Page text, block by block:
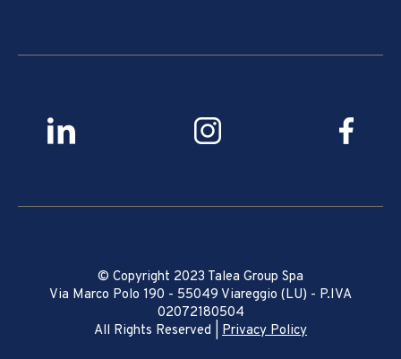
© Copyright 2023 Talea Group Spa
Via Marco Polo 190 - 55049 Viareggio (LU) - P.IVA
02072180504
All Rights Reserved | Privacy Policy